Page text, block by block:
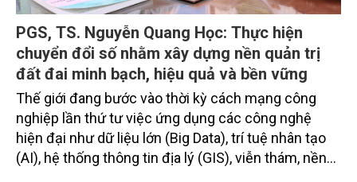
PGS, TS. Nguyễn Quang Học: Thực hiện
chuyển đổi số nhằm xây dựng nền quản trị
đất đai minh bạch, hiệu quả và bền vững
Thế giới đang bước vào thời kỳ cách mạng công
nghiệp lần thứ tư việc ứng dụng các công nghệ
hiện đại như dữ liệu lớn (Big Data), trí tuệ nhân tạo
(AI), hệ thống thông tin địa lý (GIS), viễn thám, nền